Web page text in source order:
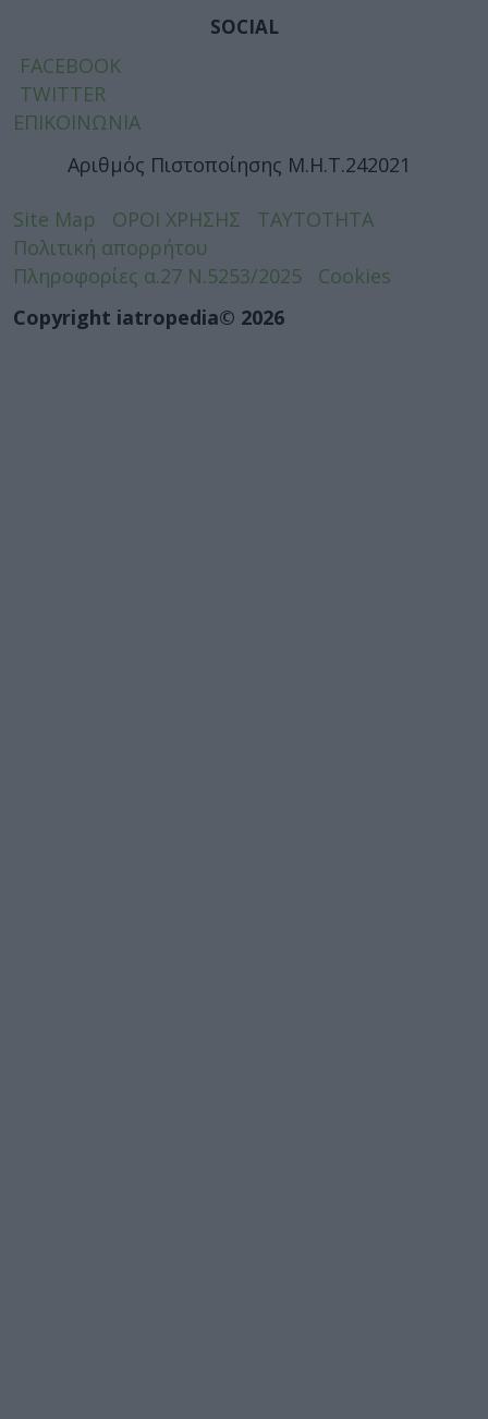
SOCIAL
FACEBOOK
TWITTER
ΕΠΙΚΟΙΝΩΝΙΑ
Αριθμός Πιστοποίησης Μ.Η.Τ.242021
Site Map ΟΡΟΙ ΧΡΗΣΗΣ
ΤΑΥΤΟΤΗΤΑ
Πολιτική απορρήτου
Πληροφορίες α.27 Ν.5253/2025
Cookies
Copyright iatropedia© 2026